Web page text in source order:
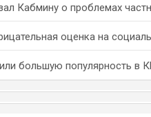
Кабмину о проблемах
оценка на
большую популярность в